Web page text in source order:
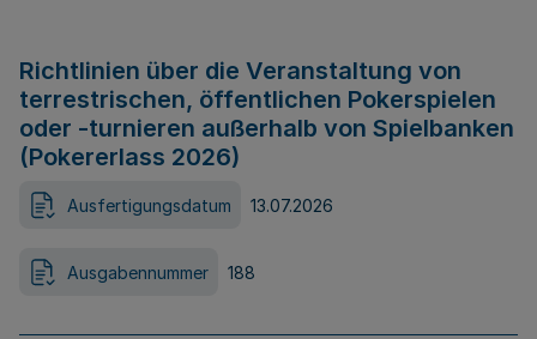
Richtlinien über die Veranstaltung von
terrestrischen, öffentlichen Pokerspielen
oder -turnieren außerhalb von Spielbanken
(Pokererlass 2026)
Ausfertigungsdatum 13.07.2026
Ausgabennummer 188